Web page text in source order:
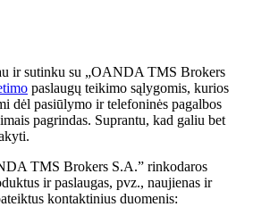
ir sutinku su „OANDA TMS Brokers
paslaugų teikimo sąlygomis, kurios
dėl pasiūlymo ir telefoninės pagalbos
pagrindas. Suprantu, kad galiu bet
TMS Brokers S.A.” rinkodaros
ir paslaugas, pvz., naujienas ir
kontaktinius duomenis: